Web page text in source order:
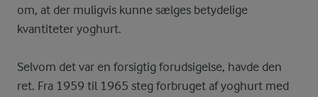
om, at der muligvis kunne sælges betydelige
kvantiteter yoghurt.
Selvom det var en forsigtig forudsigelse, havde den
ret. Fra 1959 til 1965 steg forbruget af yoghurt med